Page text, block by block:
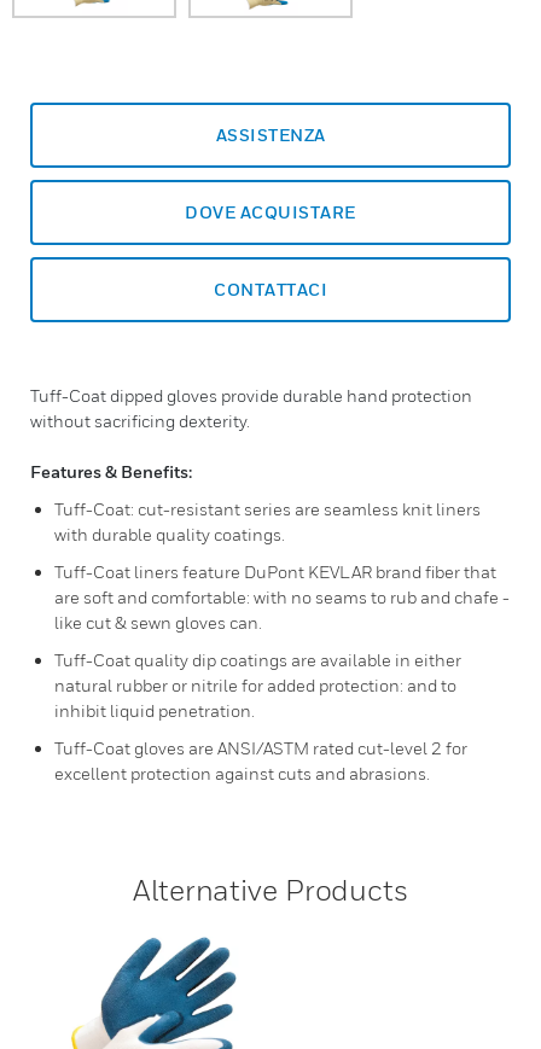
ASSISTENZA
DOVE ACQUISTARE
CONTATTACI
Tuff-Coat dipped gloves provide durable hand protection
without sacrificing dexterity.
Features & Benefits:
Tuff-Coat: cut-resistant series are seamless knit liners
with durable quality coatings.
Tuff-Coat liners feature DuPont KEVLAR brand fiber that
are soft and comfortable: with no seams to rub and chafe -
like cut & sewn gloves can.
Tuff-Coat quality dip coatings are available in either
natural rubber or nitrile for added protection: and to
inhibit liquid penetration.
Tuff-Coat gloves are ANSI/ASTM rated cut-level 2 for
excellent protection against cuts and abrasions.
Alternative Products